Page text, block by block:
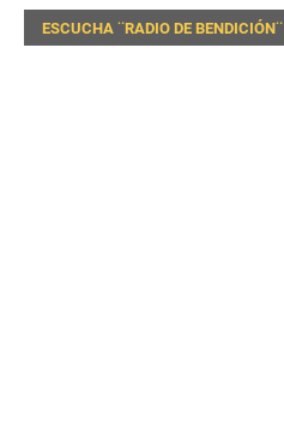
ESCUCHA ¨RADIO DE BENDICIÓN¨